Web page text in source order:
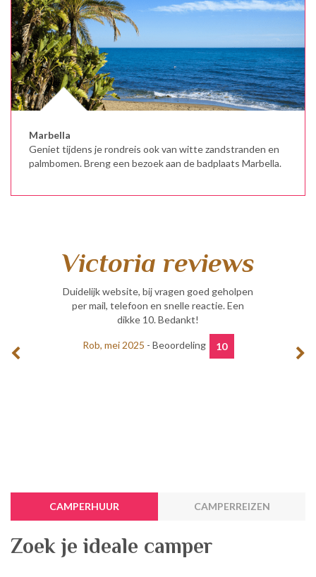
Marbella
Geniet tijdens je rondreis ook van witte zandstranden en
palmbomen. Breng een bezoek aan de badplaats Marbella.
Victoria reviews
Duidelijk website, bij vragen goed geholpen
per mail, telefoon en snelle reactie. Een
dikke 10. Bedankt!
Rob, mei 2025 - Beoordeling 10
CAMPERHUUR CAMPERREIZEN
Zoek je ideale camper